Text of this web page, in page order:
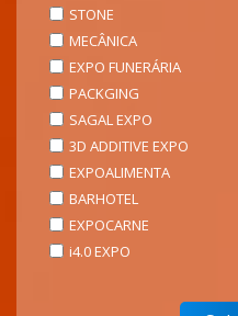
STONE
MECÂNICA
EXPO FUNERÁRIA
PACKGING
SAGAL EXPO
3D ADDITIVE EXPO
EXPOALIMENTA
BARHOTEL
EXPOCARNE
i4.0 EXPO